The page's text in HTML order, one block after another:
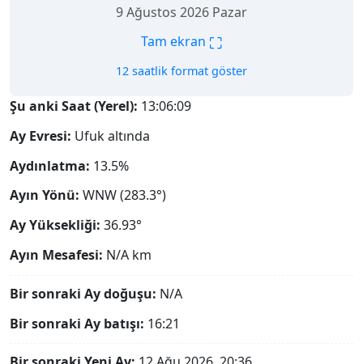
9 Ağustos 2026 Pazar
Tam ekran ⛶
12 saatlik format göster
Şu anki Saat (Yerel): 13:06:10
Ay Evresi: Ufuk altında
Aydınlatma: 13.5%
Ayın Yönü: WNW (283.3°)
Ay Yüksekliği: 36.93°
Ayın Mesafesi: N/A km
Bir sonraki Ay doğuşu: N/A
Bir sonraki Ay batışı: 16:21